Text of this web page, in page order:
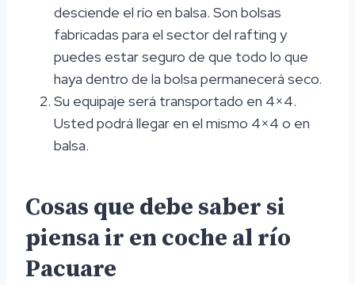
desciende el río en balsa. Son bolsas
fabricadas para el sector del rafting y
puedes estar seguro de que todo lo que
haya dentro de la bolsa permanecerá seco.
Su equipaje será transportado en 4×4.
Usted podrá llegar en el mismo 4×4 o en
balsa.
Cosas que debe saber si
piensa ir en coche al río
Pacuare